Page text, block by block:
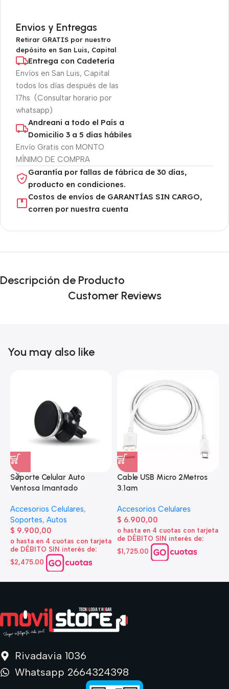
Envios y Entregas
Retirar GRATIS por nuestro
depósito en San Luis, Capital
Entrega con Cadetería
Envíos en San Luis, Capital
todos los días después de las
17hs (Consultar horario por
whatsapp)
Andreani a todo el País a
Domicilio 3 a 5 días hábiles
Envío Gratis con MONTO
MÍNIMO DE COMPRA
Garantía por fallas de fábrica de 30 días,
producto en condiciones.
Costos de envíos de GARANTÍAS SIN CARGO,
corren por nuestra cuenta
Descripción de Producto
Customer Reviews
You may also like
Soporte Celular Auto
Ventosa Imantado
Accesorios Celulares,
Soportes, Autos
$ 9.900,00
o hasta en 4 cuotas con tarjeta
de DÉBITO SIN interés de:
$2,475.00
Cable USB Micro 2Metros
3.1am
Accesorios Celulares
$ 6.900,00
o hasta en 4 cuotas con tarjeta
de DÉBITO SIN interés de:
$1,725.00
Rivadavia 1036
Whatsapp 2664324398